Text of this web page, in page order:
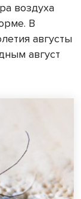
воздуха
В
августы
август